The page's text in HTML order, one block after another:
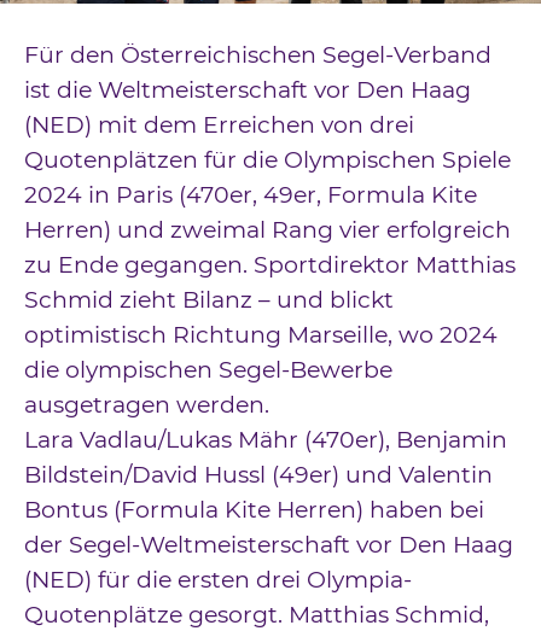
Datenschutz
Für den Österreichischen Segel-Verband
ist die Weltmeisterschaft vor Den Haag
(NED) mit dem Erreichen von drei
Quotenplätzen für die Olympischen Spiele
2024 in Paris (470er, 49er, Formula Kite
Herren) und zweimal Rang vier erfolgreich
zu Ende gegangen. Sportdirektor Matthias
Schmid zieht Bilanz – und blickt
optimistisch Richtung Marseille, wo 2024
die olympischen Segel-Bewerbe
ausgetragen werden.
Lara Vadlau/Lukas Mähr (470er), Benjamin
Bildstein/David Hussl (49er) und Valentin
Bontus (Formula Kite Herren) haben bei
der Segel-Weltmeisterschaft vor Den Haag
(NED) für die ersten drei Olympia-
Quotenplätze gesorgt. Matthias Schmid,